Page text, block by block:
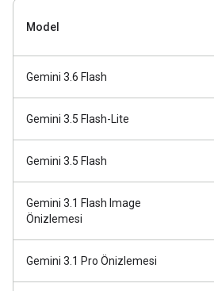
Model
Gemini 3.6 Flash
Gemini 3.5 Flash-Lite
Gemini 3.5 Flash
Gemini 3.1 Flash Image
Önizlemesi
Gemini 3.1 Pro Önizlemesi